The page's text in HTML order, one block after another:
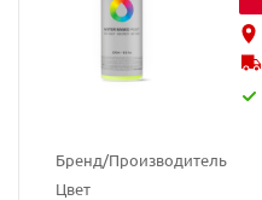
Бренд/Производитель
Цвет